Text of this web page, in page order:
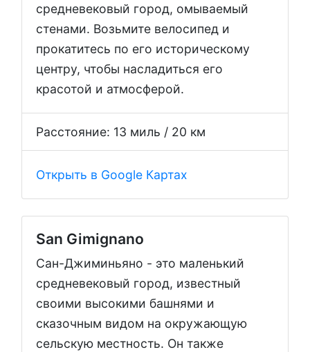
средневековый город, омываемый
стенами. Возьмите велосипед и
прокатитесь по его историческому
центру, чтобы насладиться его
красотой и атмосферой.
Расстояние: 13 миль / 20 км
Открыть в Google Картах
San Gimignano
Сан-Джиминьяно - это маленький
средневековый город, известный
своими высокими башнями и
сказочным видом на окружающую
сельскую местность. Он также